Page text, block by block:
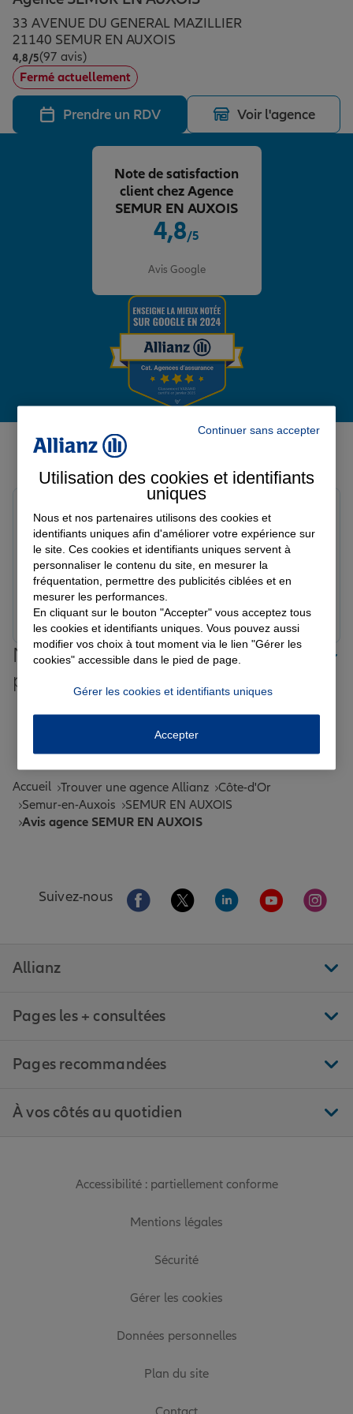
Assurance emprunteur
Prévoyance et dépendance
Assurance animal de compagnie
Protection de la famille
Protection juridique
Épargne & retraite
Plan épargne retraite
Assurance vie
Placements financiers
Investissements immobiliers
Transmission
Vos projets
Partir en vacances
Départ à la retraite
Préparer l’avenir
Conseil assurance
Assurance habitation
Le Pack Famille
Garantie des accidents de la vie
Protection juridique
Retraite
Tous nos devis d'assurance
Allianz en France
33 AVENUE DU GENERAL MAZILLIER
21140 SEMUR EN AUXOIS
4,8/5Note de 4.8 sur 5
(97 avis)
Fermé actuellement
Prendre un RDV Voir l'agence
4,8/5
Avis Google
Note de satisfaction
client chez Agence
SEMUR EN AUXOIS
Avis de l'agence Agence SEMUR
EN AUXOIS
Avis sur une période de 6 mois
Note de 5 sur 5
Le 10/07/2026 - Agence SEMUR EN AUXOIS
Très satisfait de mon expérience avec ce cabinet
d’assurance. Les conseillères sont formidables,
compétentes et prennent le temps d’expliqué chaque
détail du contrat. Je me suis senti en confiance. Je
recommande sans hésitation!
Prendre un RDV Voir l'agence
Nos offres d'assurance dans les
plus grandes villes de France
Tous nos guides et conseils Allianz
Accueil Trouver une agence Allianz Côte-d'Or
Semur-en-Auxois
SEMUR EN AUXOIS
Avis agence SEMUR EN AUXOIS
Suivez-nous Aller sur la page Facebook de Allianz
Aller sur la page Twitter de
Aller sur la page
Aller sur la
Aller
Allianz
Pages les + consultées
Pages recommandées
À vos côtés au quotidien
Accessibilité : partiellement conforme
Mentions légales
Sécurité
Gérer les cookies
Données personnelles
Plan du site
Continuer sans accepter
Utilisation des cookies et identifiants
uniques
Nous et nos partenaires utilisons des cookies et
identifiants uniques afin d'améliorer votre expérience sur
le site. Ces cookies et identifiants uniques servent à
personnaliser le contenu du site, en mesurer la
fréquentation, permettre des publicités ciblées et en
mesurer les performances.
En cliquant sur le bouton "Accepter" vous acceptez tous
les cookies et identifiants uniques. Vous pouvez aussi
modifier vos choix à tout moment via le lien "Gérer les
cookies" accessible dans le pied de page.
Gérer les cookies et identifiants uniques
Accepter